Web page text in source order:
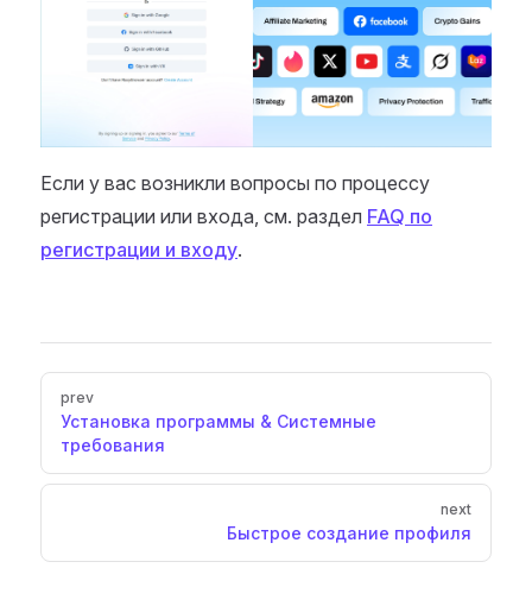
Если у вас возникли вопросы по процессу
регистрации или входа, см. раздел FAQ по
регистрации и входу.
Pagerprev
Установка программы & Системные
требования
next
Быстрое создание профиля